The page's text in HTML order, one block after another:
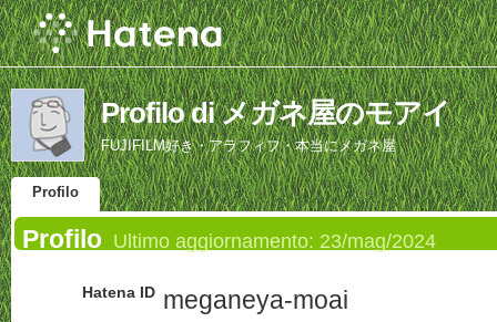
Profilo di メガネ屋のモアイ
FUJIFILM好き・アラフィフ・本当にメガネ屋
Profilo
Profilo Ultimo aggiornamento: 23/mag/2024
Hatena ID meganeya-moai